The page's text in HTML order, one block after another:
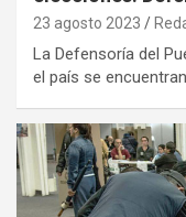
23 agosto 2023
La Defensoría del
el país se